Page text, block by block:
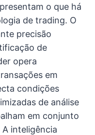
o que há
de trading. O
precisão
de
opera
em
condições
de análise
em conjunto
inteligência